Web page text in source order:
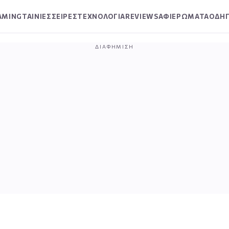
ΤΑΙΝΙΕΣΣΕΙΡΕΣΤΕΧΝΟΛΟΓΙΑREVIEWSΑΦΙΕΡΩΜΑΤΑ
ΔΙΑΦΉΜΙΣΗ